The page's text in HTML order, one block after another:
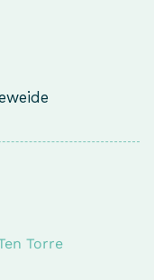
Torre